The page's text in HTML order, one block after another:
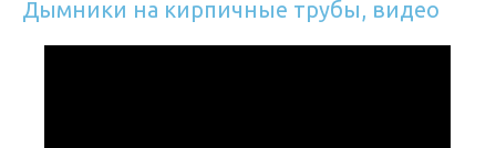
Дымники на кирпичные трубы, видео